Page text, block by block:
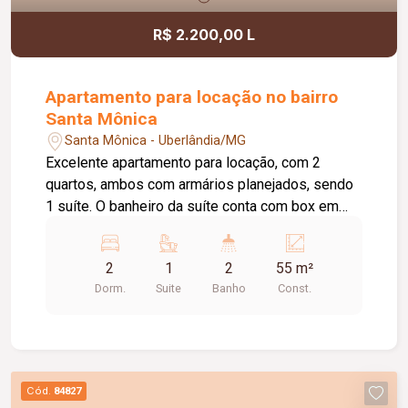
R$ 2.200,00 L
Apartamento para locação no bairro
Santa Mônica
Santa Mônica - Uberlândia/MG
Excelente apartamento para locação, com 2
quartos, ambos com armários planejados, sendo
1 suíte. O banheiro da suíte conta com box em
ampla e bem iluminada, sacada com
churrasqueira, cozinha com armários planejados e
cooktop, área de serviço com armário e banheiro
com capacidade para 2 carros. Um imóvel
confortável, funcional e pronto para morar.
2
Dorm.
1
Suite
2
Banho
55 m²
Const.
Cód. 84827